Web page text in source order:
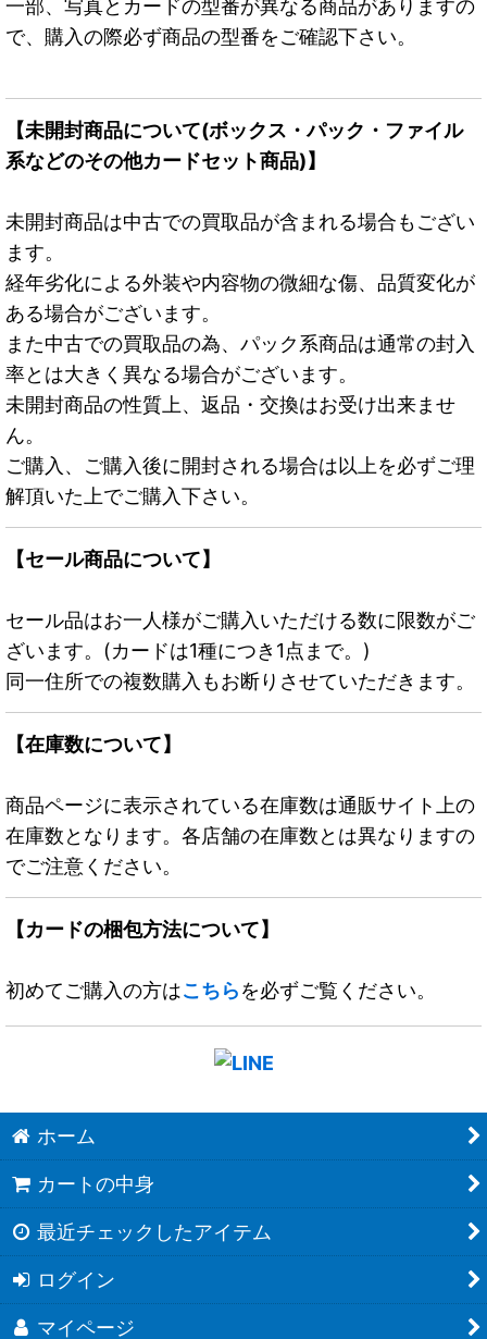
一部、写真とカードの型番が異なる商品がありますの
で、購入の際必ず商品の型番をご確認下さい。
【未開封商品について(ボックス・パック・ファイル
系などのその他カードセット商品)】
未開封商品は中古での買取品が含まれる場合もござい
ます。
経年劣化による外装や内容物の微細な傷、品質変化が
ある場合がございます。
また中古での買取品の為、パック系商品は通常の封入
率とは大きく異なる場合がございます。
未開封商品の性質上、返品・交換はお受け出来ませ
ん。
ご購入、ご購入後に開封される場合は以上を必ずご理
解頂いた上でご購入下さい。
【セール商品について】
セール品はお一人様がご購入いただける数に限数がご
ざいます。(カードは1種につき1点まで。)
同一住所での複数購入もお断りさせていただきます。
【在庫数について】
商品ページに表示されている在庫数は通販サイト上の
在庫数となります。各店舗の在庫数とは異なりますの
でご注意ください。
【カードの梱包方法について】
初めてご購入の方はこちらを必ずご覧ください。
ホーム
カートの中身
最近チェックしたアイテム
ログイン
マイページ